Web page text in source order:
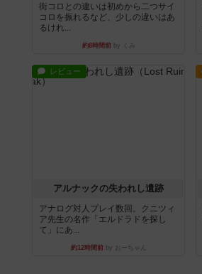
街コロとの違いは初めから二つサイ
コロを振れるなど、少しの違いはあ
るけれ...
約8時間前by くみ
レビュー
アルナックの失われし遺跡
アナログ対人プレイ数回。クニツィ
ア先生の名作「エルドラドを探し
て」にあ...
約12時間前by おーちゃん